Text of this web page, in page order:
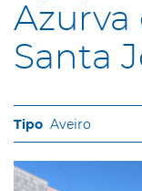
Azurva
Santa
Aveiro